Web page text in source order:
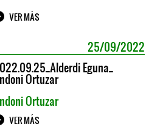
VER MÁS
25/09/2022
Eguna_
Ortuzar
Ortuzar
VER MÁS